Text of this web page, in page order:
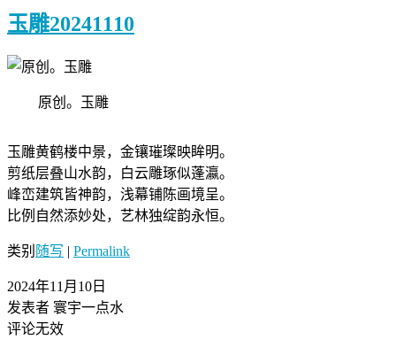
玉雕20241110
原创。玉雕
玉雕黄鹤楼中景，金镶璀璨映眸明。
剪纸层叠山水韵，白云雕琢似蓬瀛。
峰峦建筑皆神韵，浅幕铺陈画境呈。
比例自然添妙处，艺林独绽韵永恒。
类别 随写 | Permalink
2024年11月10日
发表者 寰宇一点水
评论无效